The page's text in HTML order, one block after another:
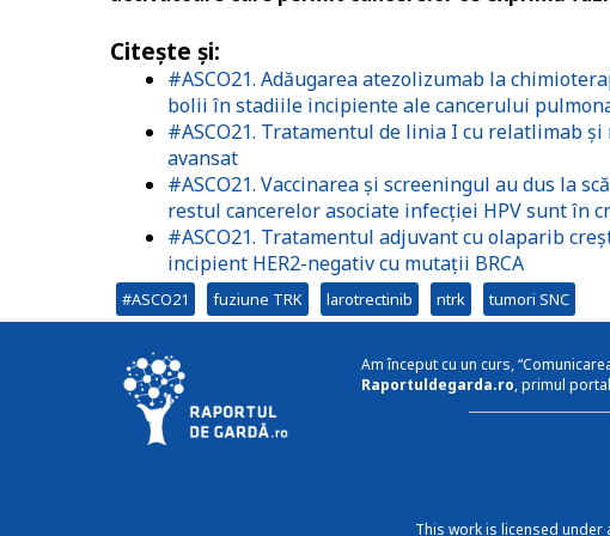
Citeşte şi:
#ASCO21. Adăugarea atezolizumab la
bolii în stadiile incipiente ale cancerului
#ASCO21. Tratamentul de linia I cu relatlimab
avansat
#ASCO21. Vaccinarea și screeningul au dus la
restul cancerelor asociate infecției HPV sunt în
#ASCO21. Tratamentul adjuvant cu olaparib
incipient HER2-negativ cu mutații BRCA
#ASCO21 fuziune TRK larotrectinib ntrk tumori SNC
Am început cu un curs,
Raportuldegarda.ro, primul
This work is licensed under